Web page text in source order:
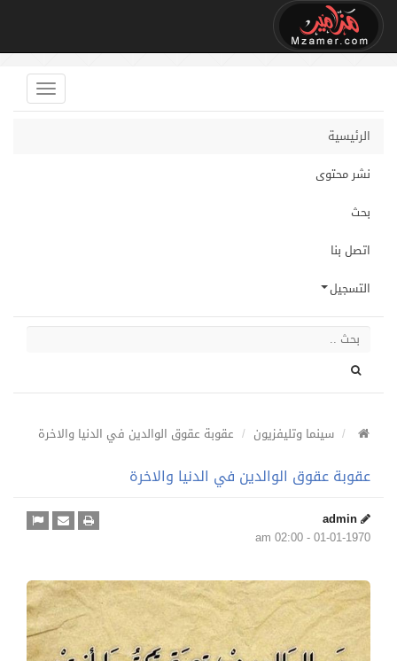
الرئيسية
نشر محتوى
بحث
اتصل بنا
التسجيل
سينما وتليفزيون عقوبة عقوق الوالدين في الدنيا والاخرة
عقوبة عقوق الوالدين في الدنيا والاخرة
admin
01-01-1970 - 02:00 am